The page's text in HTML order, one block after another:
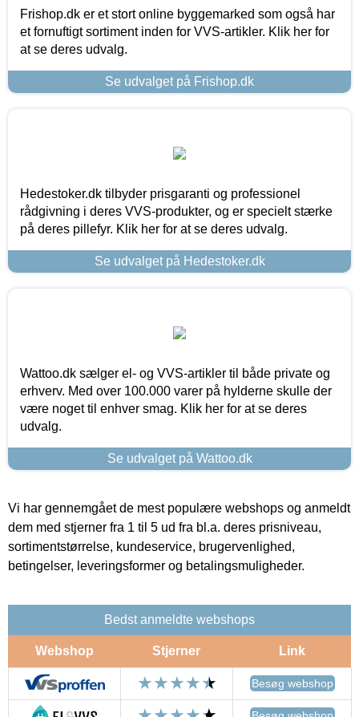
Frishop.dk er et stort online byggemarked som også har
et fornuftigt sortiment inden for VVS-artikler. Klik her for
at se deres udvalg.
Se udvalget på Frishop.dk
Hedestoker.dk tilbyder prisgaranti og professionel
rådgivning i deres VVS-produkter, og er specielt stærke
på deres pillefyr. Klik her for at se deres udvalg.
Se udvalget på Hedestoker.dk
Wattoo.dk sælger el- og VVS-artikler til både private og
erhverv. Med over 100.000 varer på hylderne skulle der
være noget til enhver smag. Klik her for at se deres
udvalg.
Se udvalget på Wattoo.dk
Vi har gennemgået de mest populære webshops og anmeldt
dem med stjerner fra 1 til 5 ud fra bl.a. deres prisniveau,
sortimentstørrelse, kundeservice, brugervenlighed,
betingelser, leveringsformer og betalingsmuligheder.
Bedst anmeldte webshops
Webshop Stjerner Link
Besøg webshop